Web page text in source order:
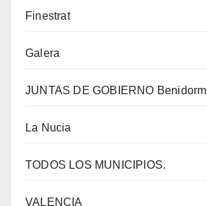
Finestrat
Galera
JUNTAS DE GOBIERNO Benidorm
La Nucia
TODOS LOS MUNICIPIOS.
VALENCIA